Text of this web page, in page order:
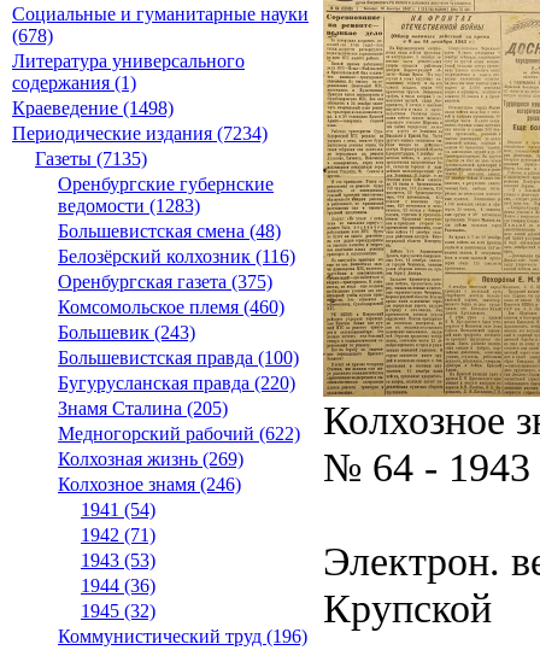
Социальные и гуманитарные науки
(678)
Литература универсального
содержания (1)
Краеведение (1498)
Периодические издания (7234)
Газеты (7135)
Оренбургские губернские
ведомости (1283)
Большевистская смена (48)
Белозёрский колхозник (116)
Оренбургская газета (375)
Комсомольское племя (460)
Большевик (243)
Большевистская правда (100)
Бугурусланская правда (220)
Знамя Сталина (205)
Медногорский рабочий (622)
Колхозная жизнь (269)
Колхозное знамя (246)
1941 (54)
1942 (71)
1943 (53)
1944 (36)
1945 (32)
Коммунистический труд (196)
Колхозное
№ 64 - 1943
Электрон.
Крупской